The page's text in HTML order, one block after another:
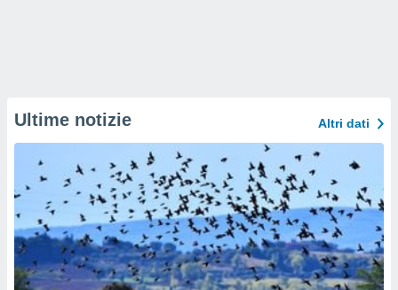
Ultime notizie Altri dati